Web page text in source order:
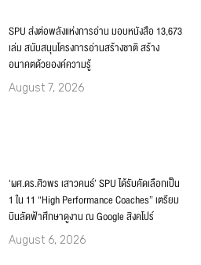
SPU ส่งต่อพลังแห่งการอ่าน มอบหนังสือ 13,673
เล่ม สนับสนุนโครงการอ่านสร้างชาติ สร้าง
อนาคตด้วยองค์ความรู้
August 7, 2026
‘ผศ.ดร.ศิวพร เสาวคนธ์’ SPU ได้รับคัดเลือกเป็น
1 ใน 11 “High Performance Coaches” เตรียม
บินลัดฟ้าศึกษาดูงาน ณ Google สิงคโปร์
August 6, 2026